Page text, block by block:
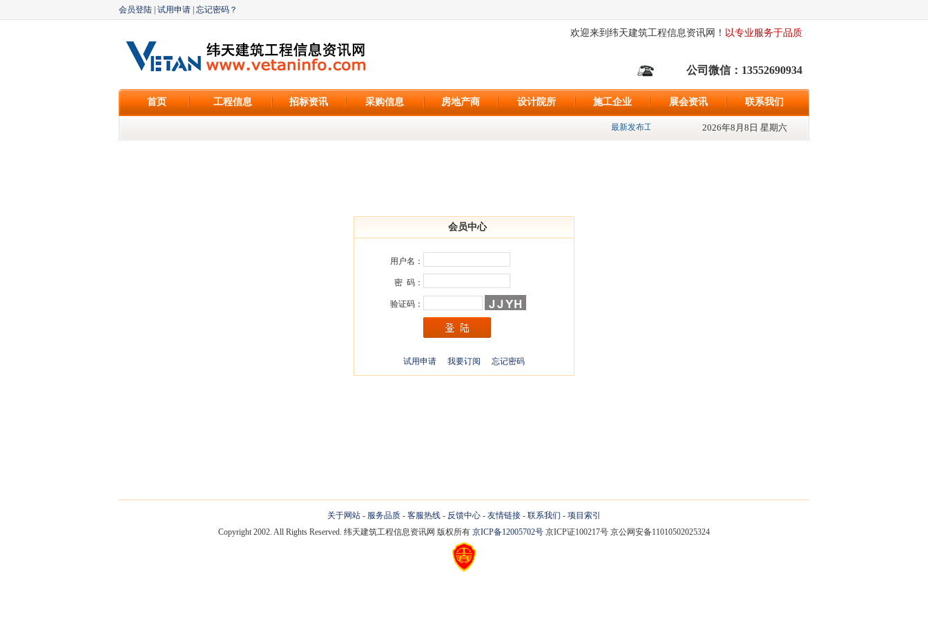
会员登陆 试用申请 忘记密码？
欢迎来到纬天建筑工程信息资讯网！ 以专业服务于品质
公司微信：13552690934
首页 工程信息 招标资讯 采购信息 房地产商 设计院所 施工企业 展会资讯 联系我们
最新发布工程信息500条、最新发布招标资讯{598}条、最新发布采购信息{522}条; 追
2026年8月8日 星期六
会员中心
用户名：
密 码：
验证码：
试用申请 我要订阅 忘记密码
关于网站 - 服务品质 - 客服热线 - 反馈中心 - 友情链接 - 联系我们 - 项目索引
Copyright 2002. All Rights Reserved. 纬天建筑工程信息资讯网 版权所有 京ICP备12005702号 京ICP证100217号 京公网安备11010502025324